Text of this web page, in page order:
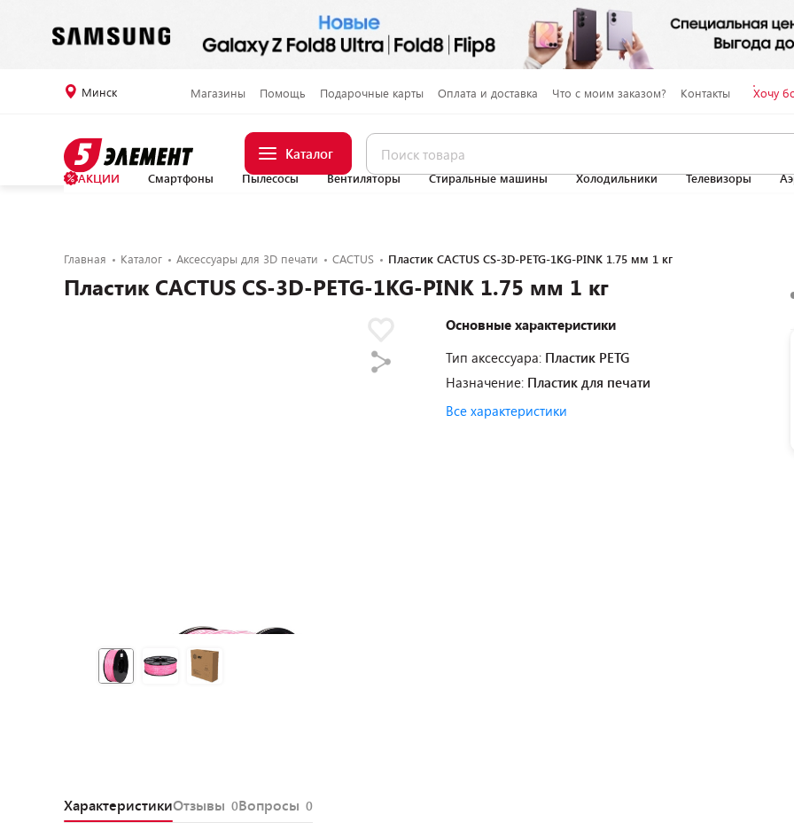
Минск Магазины Помощь Подарочные карты Оплата и доставка Что с моим заказом? Контакты Хочу
Каталог
АКЦИИ Смартфоны Пылесосы Вентиляторы Стиральные машины Холодильники Телевизоры
Главная Каталог Аксессуары для 3D печати CACTUS Пластик CACTUS CS-3D-PETG-1KG-PINK 1.75 мм 1 кг
Пластик CACTUS CS-3D-PETG-1KG-PINK 1.75 мм 1 кг
Основные характеристики
Тип аксессуара: Пластик PETG
Назначение: Пластик для печати
Все характеристики
ХарактеристикиОтзывы 0Вопросы 0